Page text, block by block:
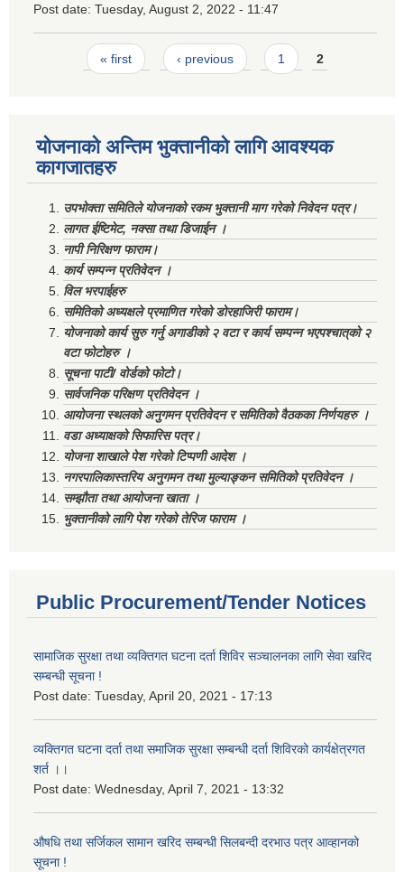
Post date: Tuesday, August 2, 2022 - 11:47
Pages« first ‹ previous 1 2
योजनाको अन्तिम भुक्तानीको लागि आवश्यक
कागजातहरु
उपभोक्ता समितिले योजनाको रकम भुक्तानी माग गरेको निवेदन पत्र।
लागत ईष्टिमेट, नक्सा तथा डिजाईन ।
नापी निरिक्षण फाराम।
कार्य सम्पन्न प्रतिवेदन ।
विल भरपाईहरु
समितिको अध्यक्षले प्रमाणित गरेको डोरहाजिरी फाराम।
योजनाको कार्य सुरु गर्नु अगाडीको २ वटा र कार्य सम्पन्न भएपश्चात्‌को २
वटा फोटोहरु ।
सूचना पाटी/ वोर्डको फोटो।
सार्वजनिक परिक्षण प्रतिवेदन ।
आयोजना स्थलको अनुगमन प्रतिवेदन र समितिको वैठकका निर्णयहरु ।
वडा अध्याक्षको सिफारिस पत्र।
योजना शाखाले पेश गरेको टिप्पणी आदेश ।
नगरपालिकास्तरिय अनुगमन तथा मुल्याङ्कन समितिको प्रतिवेदन ।
सम्झौता तथा आयोजना खाता ।
भुक्तानीको लागि पेश गरेको तेरिज फाराम ।
Public Procurement/Tender Notices
सामाजिक सुरक्षा तथा व्यक्तिगत घटना दर्ता शिविर सञ्चालनका लागि सेवा खरिद
सम्बन्धी सूचना !
Post date: Tuesday, April 20, 2021 - 17:13
व्यक्तिगत घटना दर्ता तथा समाजिक सुरक्षा सम्बन्धी दर्ता शिविरको कार्यक्षेत्रगत
शर्त ।।
Post date: Wednesday, April 7, 2021 - 13:32
औषधि तथा सर्जिकल सामान खरिद सम्बन्धी सिलबन्दी दरभाउ पत्र आव्हानको
सूचना !